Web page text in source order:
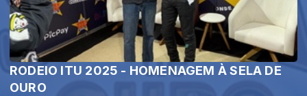
RODEIO ITU 2025 - HOMENAGEM À SELA DE
OURO